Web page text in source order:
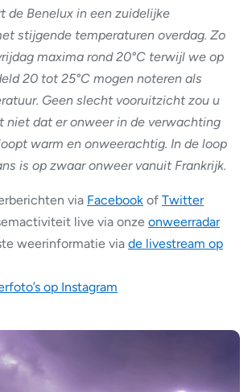
de Benelux in een zuidelijke
stijgende temperaturen overdag. Zo
maxima rond 20°C terwijl we op
20 tot 25°C mogen noteren als
Geen slecht vooruitzicht zou u
niet dat er onweer in de verwachting
warm en onweerachtig. In de loop
is op zwaar onweer vanuit Frankrijk.
via Facebook of Twitter
live via onze onweerradar
weerinformatie via de livestream op
op Instagram